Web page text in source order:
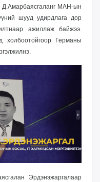
Д.Амарбаясгаланг МАН-ын
шууд удирдлага дор
ажиллаж байжээ.
холбоотойгоор Германы
Эрдэнэжаргалаар